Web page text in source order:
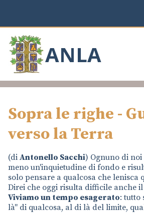
ANLA
Sopra le righe -
verso la Terra
(di Antonello Sacchi) Ognuno di
meno un'inquietudine di fondo e
solo pensare a qualcosa che lenisca
Direi che oggi risulta difficile anche
Viviamo un tempo esagerato: tutto
là" di qualcosa, al di là del limite,